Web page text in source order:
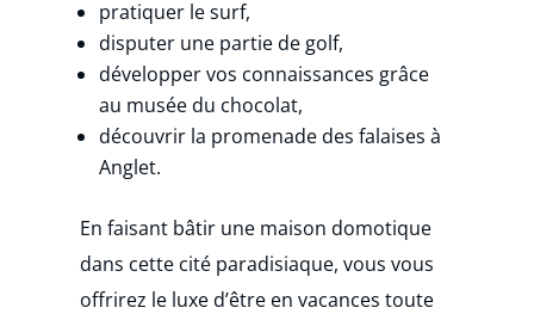
pratiquer le surf,
disputer une partie de golf,
développer vos connaissances grâce
au musée du chocolat,
découvrir la promenade des falaises à
Anglet.
En faisant bâtir une maison domotique
dans cette cité paradisiaque, vous vous
offrirez le luxe d’être en vacances toute